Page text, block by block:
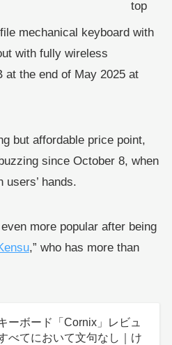
mechanical keyboard with
with fully wireless
the end of May 2025 at
but affordable price point,
since October 8, when
hands.
more popular after being
,” who has more than
ーボード「Cornix」レビュ
べてにおいて文句なし｜け